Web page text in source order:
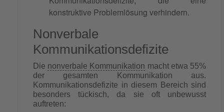
konstruktive Problemlösung verhindern.
Nonverbale
Kommunikationsdefizite
Die nonverbale Kommunikation macht etwa 55%
der gesamten Kommunikation aus.
Kommunikationsdefizite in diesem Bereich sind
besonders tückisch, da sie oft unbewusst
auftreten: